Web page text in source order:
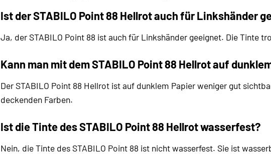
Ist der STABILO Point 88 Hellrot auch für Linkshänder
Ja, der STABILO Point 88 ist auch für Linkshänder geeignet. Die Tinte
Kann man mit dem STABILO Point 88 Hellrot auf
Der STABILO Point 88 Hellrot ist auf dunklem Papier weniger gut
deckenden Farben.
Ist die Tinte des STABILO Point 88 Hellrot wasserfest?
Nein, die Tinte des STABILO Point 88 ist nicht wasserfest. Sie ist